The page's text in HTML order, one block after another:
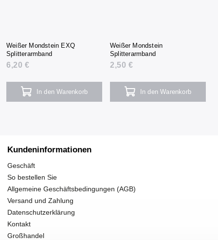
Weißer Mondstein EXQ
Splitterarmband
6,20 €
In den Warenkorb
Weißer Mondstein
Splitterarmband
2,50 €
In den Warenkorb
Kundeninformationen
Geschäft
So bestellen Sie
Allgemeine Geschäftsbedingungen (AGB)
Versand und Zahlung
Datenschutzerklärung
Kontakt
Großhandel